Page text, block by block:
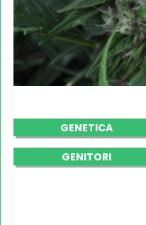
GENETICA
GENITORI